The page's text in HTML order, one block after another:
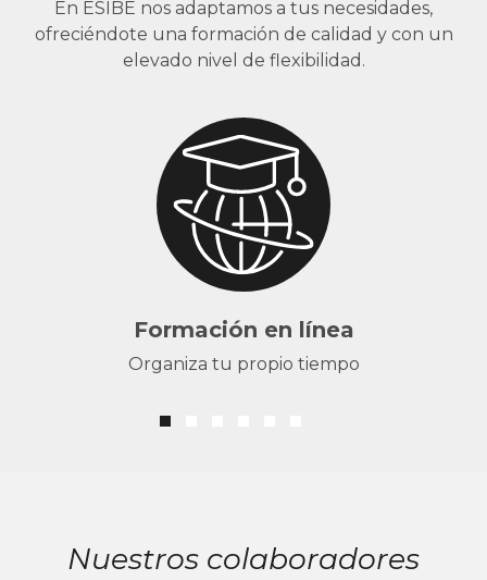
En ESIBE nos adaptamos a tus necesidades,
ofreciéndote una formación de calidad y con un
elevado nivel de flexibilidad.
Formación en línea
Organiza tu propio tiempo
Nuestros colaboradores